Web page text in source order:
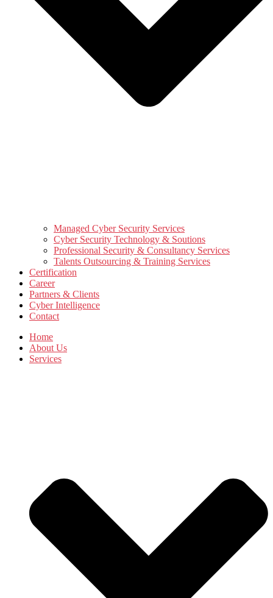
Managed Cyber Security Services
Cyber Security Technology & Soutions
Professional Security & Consultancy Services
Talents Outsourcing & Training Services
Certification
Career
Partners & Clients
Cyber Intelligence
Contact
Home
About Us
Services